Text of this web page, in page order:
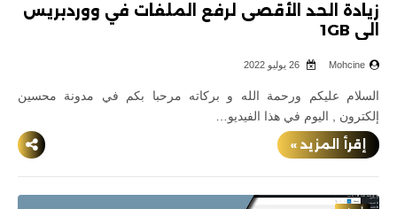
زيادة الحد الأقصى لرفع الملفات في ووردبريس
الى 1GB
Mohcine
السلام عليكم ورحمة الله و بركاته مرحبا بكم في مدونة محسين
إلكترون , اليوم في هذا الفيديو…
إقرأ المزيد »